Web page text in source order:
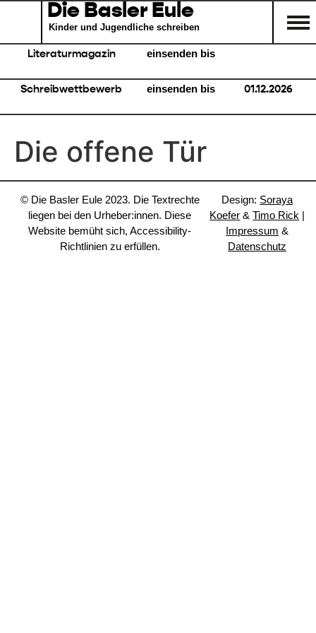
Die Basler Eule
Kinder und Jugendliche schreiben
Literaturmagazin einsenden bis
Schreibwettbewerb einsenden bis 01.12.2026
Die offene Tür
© Die Basler Eule 2023. Die Textrechte
liegen bei den Urheber:innen. Diese
Website bemüht sich, Accessibility-
Richtlinien zu erfüllen.
Design: Soraya
Koefer &Timo Rick |
Impressum &
Datenschutz